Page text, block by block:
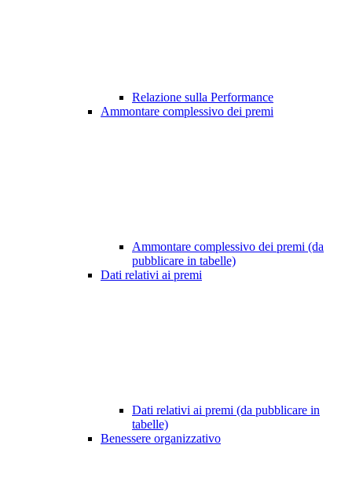
Relazione sulla Performance
Ammontare complessivo dei premi
Ammontare complessivo dei premi (da
pubblicare in tabelle)
Dati relativi ai premi
Dati relativi ai premi (da pubblicare in
tabelle)
Benessere organizzativo